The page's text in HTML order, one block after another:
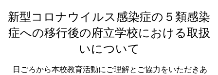
新型コロナウイルス感染症の５類感染
症への移行後の府立学校における取扱
いについて
日ごろから本校教育活動にご理解とご協力をいただきあ